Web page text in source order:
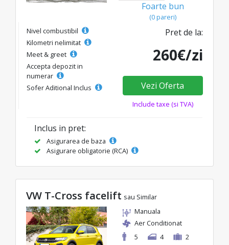
Foarte bun
(0 pareri)
Nivel combustibil
Kilometri nelimitat
Meet & greet
Accepta depozit in
numerar
Sofer Aditional Inclus
Pret de la:
260€/zi
Vezi Oferta
Include taxe (si TVA)
Inclus in pret:
Asigurarea de baza
Asigurare obligatorie (RCA)
VW T-Cross facelift sau Similar
Manuala
Aer Conditionat
5
4 2